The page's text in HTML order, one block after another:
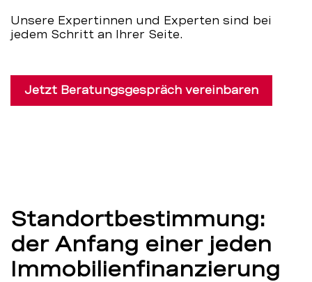
Unsere Expertinnen und Experten sind bei
jedem Schritt an Ihrer Seite.
Jetzt Beratungsgespräch vereinbaren
Standortbestimmung:
der Anfang einer jeden
Immobilienfinanzierung